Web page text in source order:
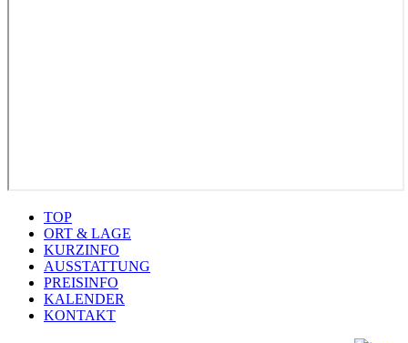
TOP
ORT & LAGE
KURZINFO
AUSSTATTUNG
PREISINFO
KALENDER
KONTAKT